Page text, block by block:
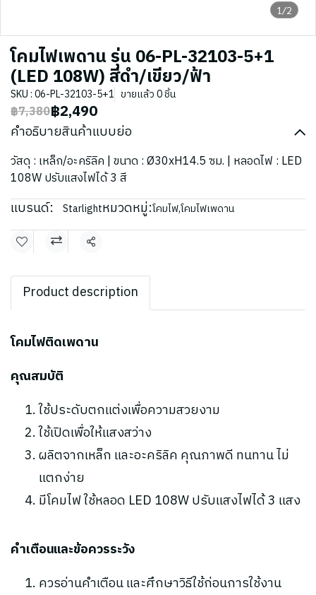
1/2
โคมไฟเพดาน รุ่น 06-PL-32103-5+1
(LED 108W) สีดำ/เขียว/ฟ้า
SKU : 06-PL-32103-5+1 ขายแล้ว 0 ชิ้น
฿7,380฿2,490
คำอธิบายสินค้าแบบย่อ
วัสดุ : เหล็ก/อะคริลิค | ขนาด : Ø30xH14.5 ซม. | หลอดไฟ : LED
108W ปรับแสงไฟได้ 3 สี
แบรนด์: Starlightหมวดหมู่:โคมไฟ,โคมไฟเพดาน
แชร์
Product description
โคมไฟติดเพดาน
คุณสมบัติ
ใช้ประดับตกแต่งเพื่อความสวยงาม
ใช้เปิดเพื่อให้แสงสว่าง
ผลิตจากเหล็ก และอะคริลิค คุณภาพดี ทนทาน ไม่
แตกง่าย
มีโคมไฟ ใช้หลอด LED 108W ปรับแสงไฟได้ 3 แสง
คำเตือนและข้อควรระวัง
ควรอ่านคำเตือน และศึกษาวิธีใช้ก่อนการใช้งาน